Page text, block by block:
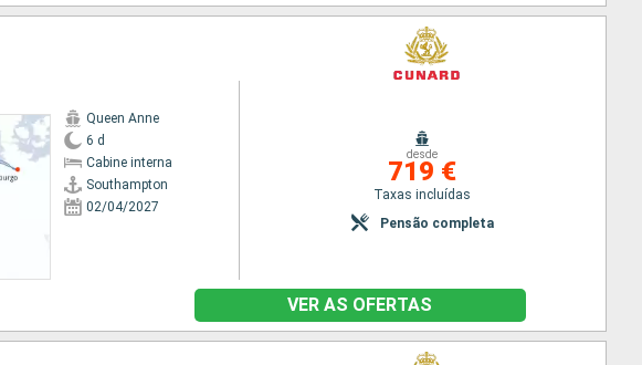
Queen Anne
6 d
Cabine interna
Southampton
02/04/2027
desde
719 €
Taxas incluídas
Pensão completa
VER AS OFERTAS